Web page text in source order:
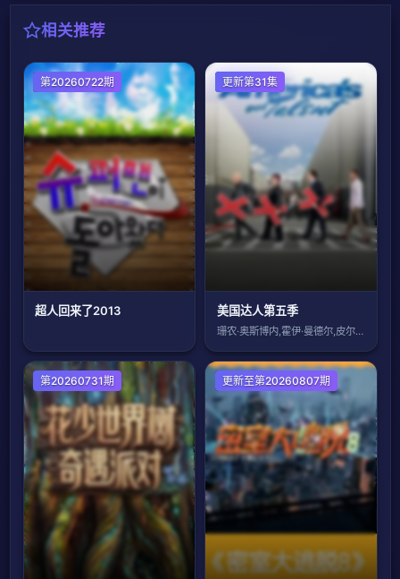
相关推荐
日韩综艺
第20260722期
超人回来了2013
欧美综艺
更新第31集
美国达人第五季
珊农·奥斯博内,霍伊·曼德尔,皮尔斯·摩
第20260731期 大陆综艺
更新至第20260807期